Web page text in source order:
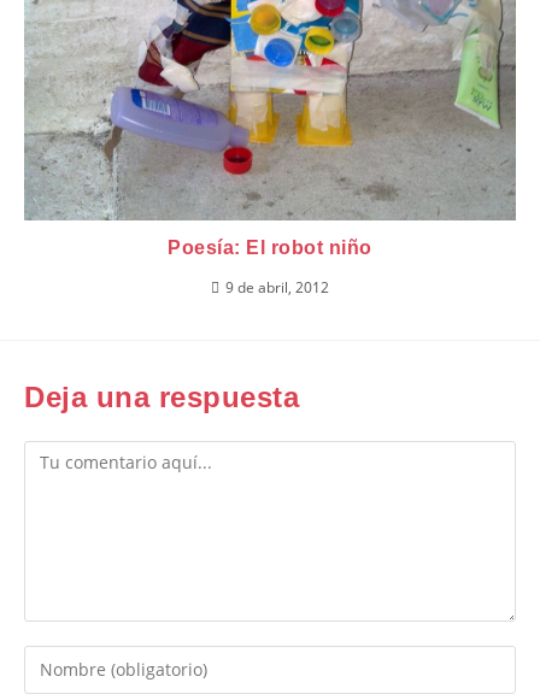
Poesía: El robot niño
9 de abril, 2012
Deja una respuesta
Comentario
Introduce
tu